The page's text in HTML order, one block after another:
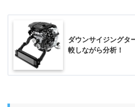
ダウンサイジングタ
較しながら分析！